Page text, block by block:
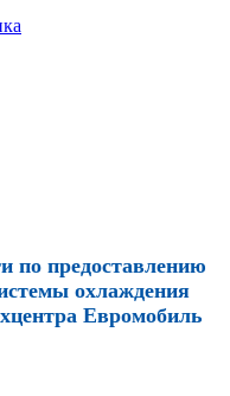
по предоставлению
охлаждения
Евромобиль